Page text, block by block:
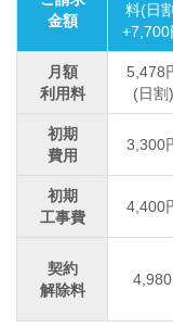
金額
料(日
+7,700
月額
利用料
5,478
(日割)
初期
費用
3,300
初期
工事費
4,400
契約
解除料
4,980